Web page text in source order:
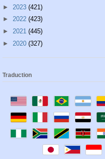
► 2023 (421)
► 2022 (423)
► 2021 (445)
► 2020 (327)
Traduction